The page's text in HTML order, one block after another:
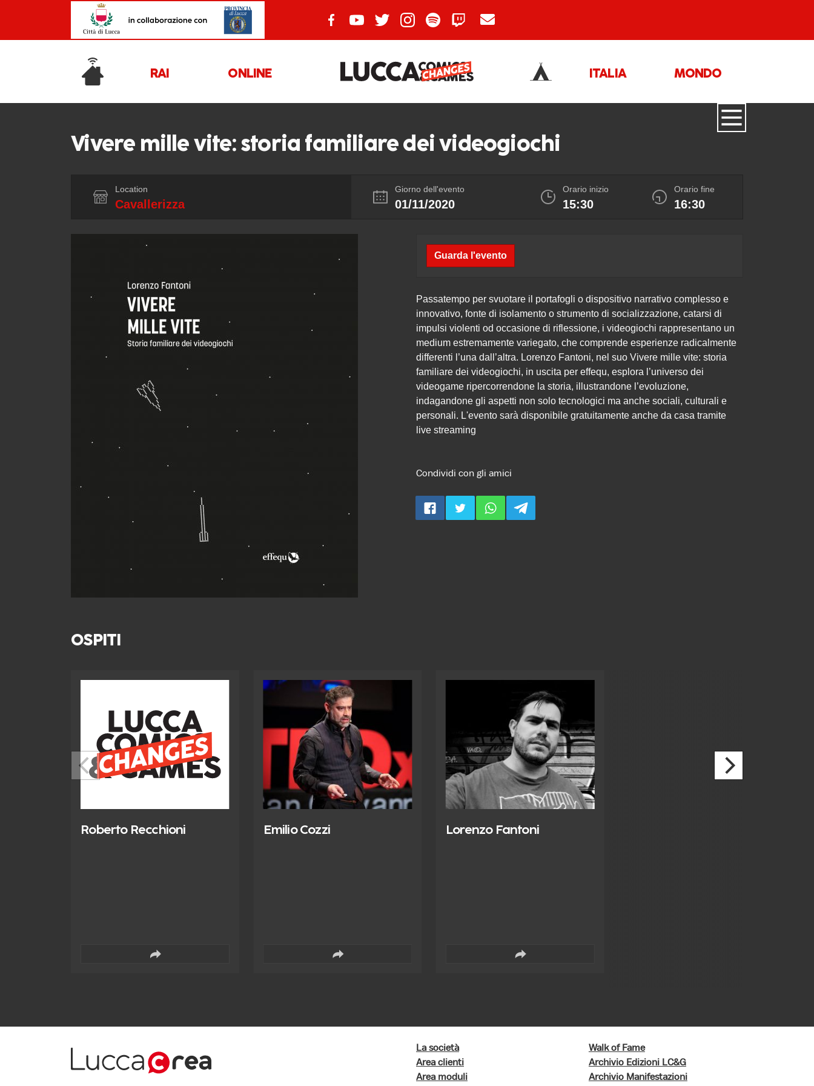
RAI ONLINE ITALIA MONDO
Vivere mille vite: storia familiare dei videogiochi
Location
Cavallerizza
Giorno dell'evento
01/11/2020
Orario inizio
15:30
Orario fine
16:30
Guarda l'evento
Passatempo per svuotare il portafogli o dispositivo narrativo complesso e
innovativo, fonte di isolamento o strumento di socializzazione, catarsi di
impulsi violenti od occasione di riflessione, i videogiochi rappresentano un
medium estremamente variegato, che comprende esperienze radicalmente
differenti l’una dall’altra. Lorenzo Fantoni, nel suo Vivere mille vite: storia
familiare dei videogiochi, in uscita per effequ, esplora l’universo dei
videogame ripercorrendone la storia, illustrandone l’evoluzione,
indagandone gli aspetti non solo tecnologici ma anche sociali, culturali e
personali. L'evento sarà disponibile gratuitamente anche da casa tramite
live streaming
Condividi con gli amici
OSPITI
Roberto Recchioni Emilio Cozzi Lorenzo Fantoni
La società
Area clienti
Area moduli
Walk of Fame
Archivio Edizioni LC&G
Archivio Manifestazioni